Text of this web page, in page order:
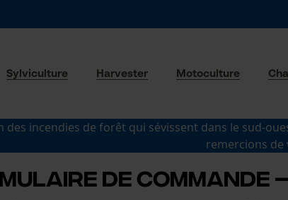
Sylviculture Harvester Motoculture
des incendies de forêt qui sévissent dans le sud-
remercions
de commande